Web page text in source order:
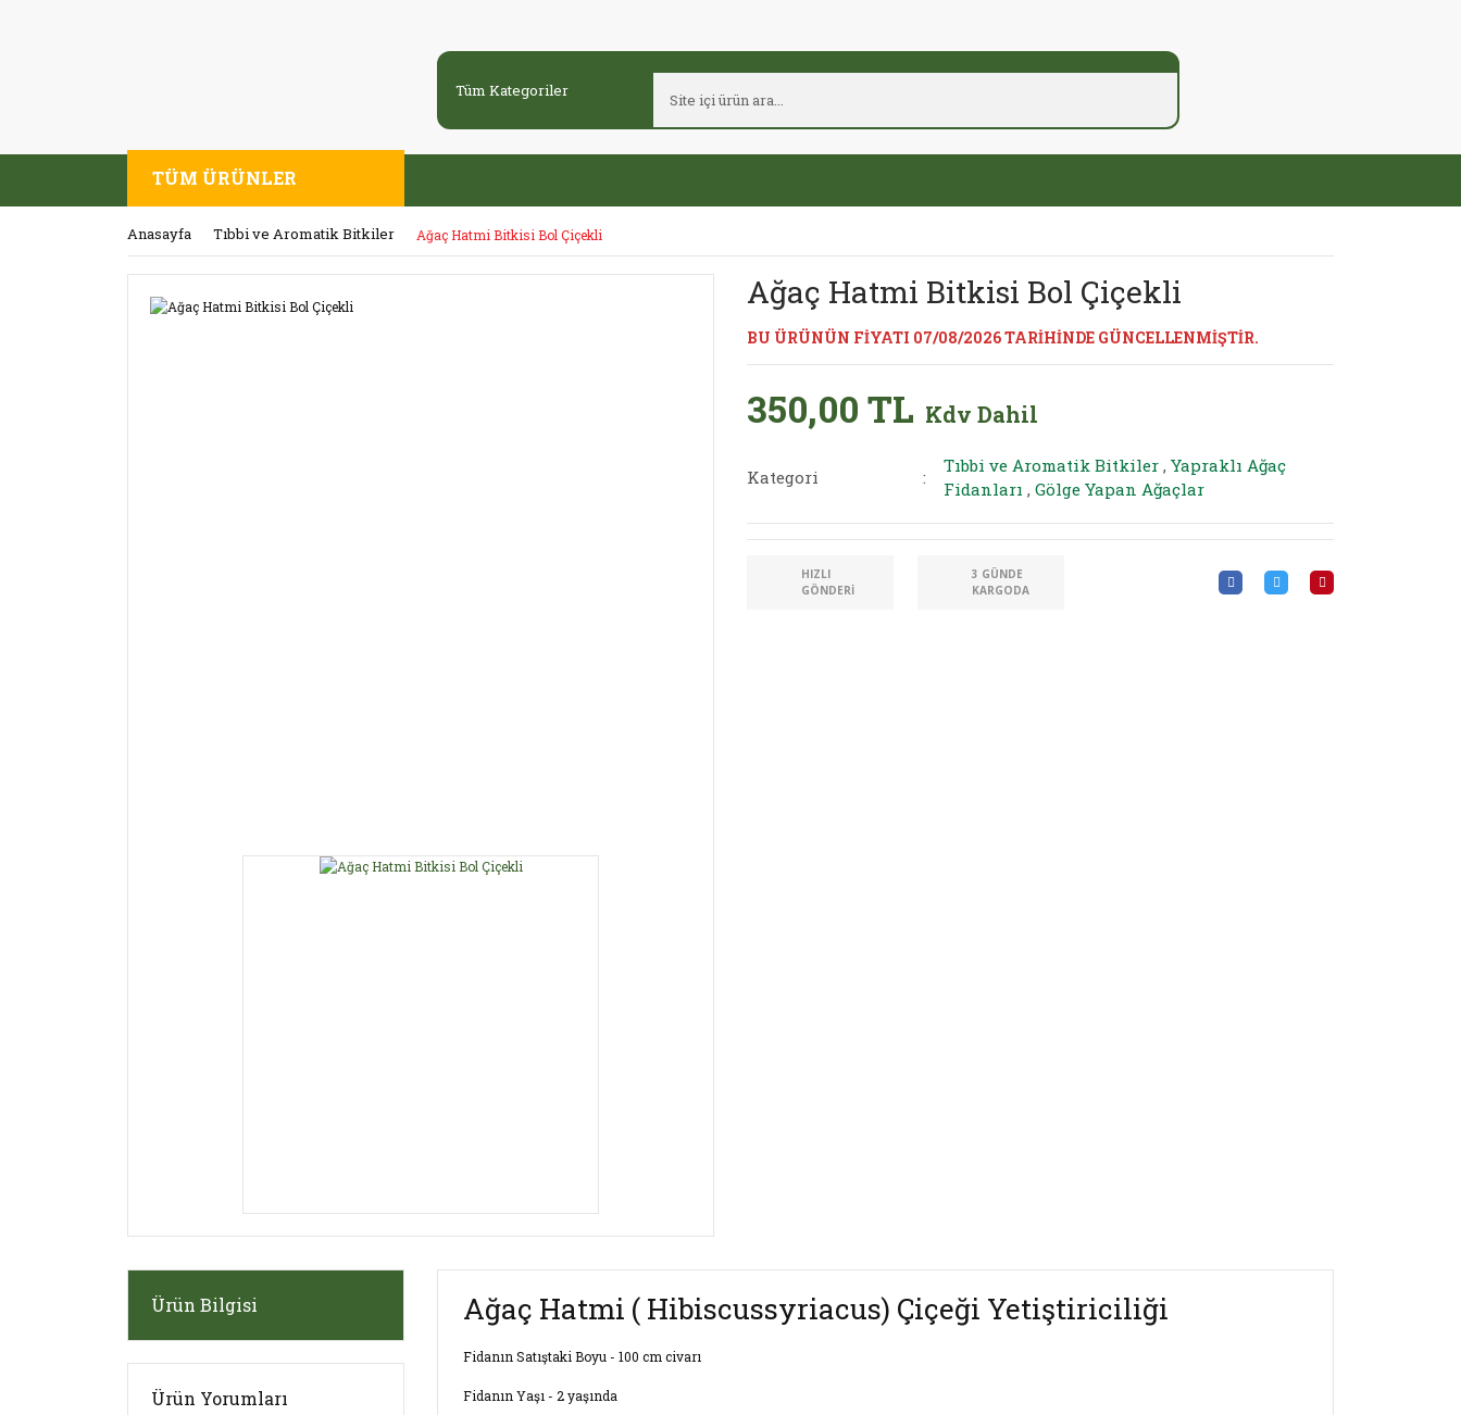
TÜM ÜRÜNLER
Anasayfa Tıbbi ve Aromatik Bitkiler Ağaç Hatmi Bitkisi Bol Çiçekli
Ağaç Hatmi Bitkisi Bol Çiçekli
BU ÜRÜNÜN FİYATI 07/08/2026 TARİHİNDE GÜNCELLENMİŞTİR.
350,00 TL Kdv Dahil
Kategori
Tıbbi ve Aromatik Bitkiler , Yapraklı Ağaç
Fidanları , Gölge Yapan Ağaçlar
HIZLI
GÖNDERI
3 GÜNDE
KARGODA
Ürün Bilgisi
Ürün Yorumları
Ağaç Hatmi ( Hibiscussyriacus) Çiçeği Yetiştiriciliği
Fidanın Satıştaki Boyu - 100 cm civarı
Fidanın Yaşı - 2 yaşında